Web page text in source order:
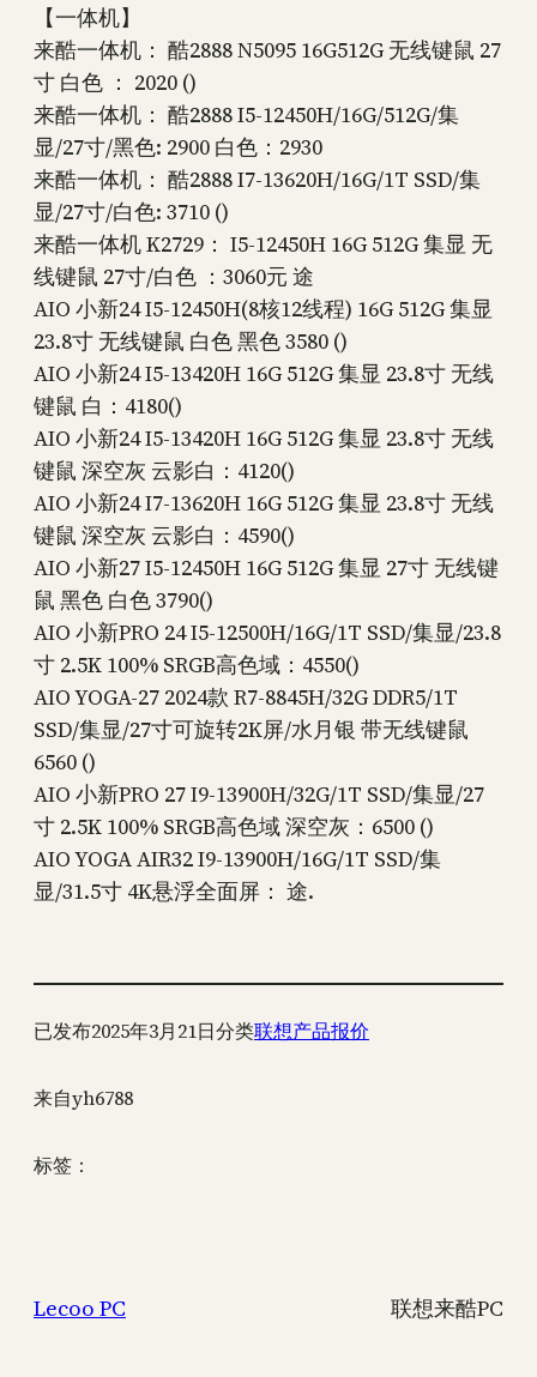
【一体机】
来酷一体机： 酷2888 N5095 16G512G 无线键鼠 27
寸 白色 ： 2020 ()
来酷一体机： 酷2888 I5-12450H/16G/512G/集
显/27寸/黑色: 2900 白色：2930
来酷一体机： 酷2888 I7-13620H/16G/1T SSD/集
显/27寸/白色: 3710 ()
来酷一体机 K2729： I5-12450H 16G 512G 集显 无
线键鼠 27寸/白色 ：3060元 途
AIO 小新24 I5-12450H(8核12线程) 16G 512G 集显
23.8寸 无线键鼠 白色 黑色 3580 ()
AIO 小新24 I5-13420H 16G 512G 集显 23.8寸 无线
键鼠 白：4180()
AIO 小新24 I5-13420H 16G 512G 集显 23.8寸 无线
键鼠 深空灰 云影白：4120()
AIO 小新24 I7-13620H 16G 512G 集显 23.8寸 无线
键鼠 深空灰 云影白：4590()
AIO 小新27 I5-12450H 16G 512G 集显 27寸 无线键
鼠 黑色 白色 3790()
AIO 小新PRO 24 I5-12500H/16G/1T SSD/集显/23.8
寸 2.5K 100% SRGB高色域：4550()
AIO YOGA-27 2024款 R7-8845H/32G DDR5/1T
SSD/集显/27寸可旋转2K屏/水月银 带无线键鼠
6560 ()
AIO 小新PRO 27 I9-13900H/32G/1T SSD/集显/27
寸 2.5K 100% SRGB高色域 深空灰：6500 ()
AIO YOGA AIR32 I9-13900H/16G/1T SSD/集
显/31.5寸 4K悬浮全面屏： 途.
已发布2025年3月21日分类联想产品报价
来自yh6788
标签：
Lecoo PC 联想来酷PC